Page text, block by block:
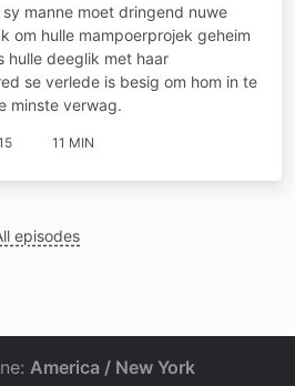
sy manne moet dringend nuwe
om hulle mampoerprojek geheim
hulle deeglik met haar
se verlede is besig om hom in te
minste verwag.
11 MIN
episodes
America / New York